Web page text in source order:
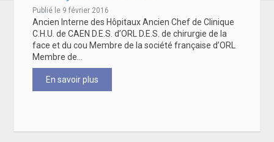
Publié le 9 février 2016
Ancien Interne des Hôpitaux Ancien Chef de Clinique
C.H.U. de CAEN D.E.S. d’ORL D.E.S. de chirurgie de la
face et du cou Membre de la société française d’ORL
Membre de…
En savoir plus